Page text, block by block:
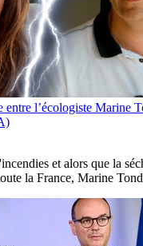
entre l’écologiste Marine
et alors que la
la France, Marine